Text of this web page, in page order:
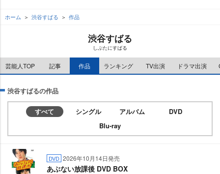
ホーム 渋谷すばる 作品
渋谷すばる
しぶたにすばる
芸能人TOP 記事 作品 ランキング TV出演 ドラマ出演
渋谷すばるの作品
すべて シングル アルバム
DVD
Blu-ray
DVD 2026年10月14日発売
あぶない放課後 DVD BOX